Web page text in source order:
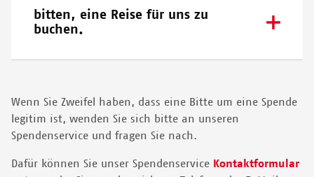
bitten, eine Reise für uns zu
buchen.
Wenn Sie Zweifel haben, dass eine Bitte um eine Spende
legitim ist, wenden Sie sich bitte an unseren
Spendenservice und fragen Sie nach.
Dafür können Sie unser Spendenservice Kontaktformular